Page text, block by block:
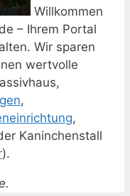
Willkommen
– Ihrem Portal
Wir sparen
wertvolle
,
,
Kaninchenstall
).